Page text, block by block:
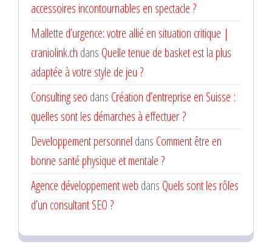
accessoires incontournables en spectacle ?
Mallette d’urgence: votre allié en situation critique |
craniolink.ch dans Quelle tenue de basket est la plus
adaptée à votre style de jeu ?
Consulting seo dans Création d’entreprise en Suisse :
quelles sont les démarches à effectuer ?
Developpement personnel dans Comment être en
bonne santé physique et mentale ?
Agence développement web dans Quels sont les rôles
d’un consultant SEO ?